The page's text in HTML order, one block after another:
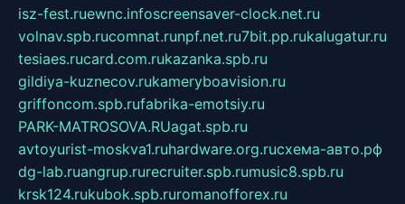
isz-fest.ruewnc.infoscreensaver-clock.net.ru
volnav.spb.rucomnat.runpf.net.ru7bit.pp.rukalugatur.ru
tesiaes.rucard.com.rukazanka.spb.ru
gildiya-kuznecov.rukameryboavision.ru
griffoncom.spb.rufabrika-emotsiy.ru
PARK-MATROSOVA.RUagat.spb.ru
avtoyurist-moskva1.ruhardware.org.ruсхема-авто.рф
dg-lab.ruangrup.rurecruiter.spb.rumusic8.spb.ru
krsk124.rukubok.spb.ruromanofforex.ru